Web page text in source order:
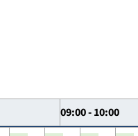
09:00 - 10:00